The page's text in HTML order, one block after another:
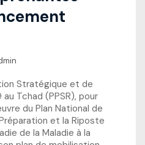
Stratégique et de
au Tchad (PPSR), pour
du Plan National de
et la Riposte
de la Maladie à la